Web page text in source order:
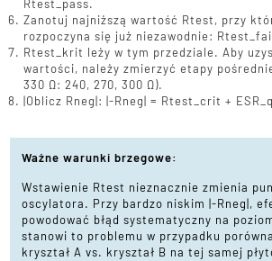
Rtest_pass.
Zanotuj najniższą wartość Rtest, przy
rozpoczyna się już niezawodnie:
Rtest_krit leży w tym przedziale. Aby
wartości, należy zmierzyć etapy
330 Ω: 240, 270, 300 Ω).
|Oblicz Rneg|: |-Rneg| = Rtest_crit +
Ważne warunki brzegowe:
Wstawienie Rtest nieznacznie zmienia
oscylatora. Przy bardzo niskim |-Rneg|,
powodować błąd systematyczny na
stanowi to problemu w przypadku
kryształ A vs. kryształ B na tej samej